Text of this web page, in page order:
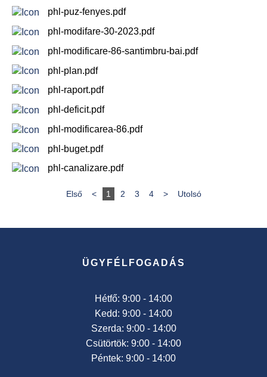
Önkormányzat
Elérhetőség
Polgármester
Jegyző
Tanácsosok
phl-puz-fenyes.pdf
phl-modifare-30-2023.pdf
phl-modificare-86-santimbru-bai.pdf
phl-plan.pdf
phl-raport.pdf
phl-deficit.pdf
phl-modificarea-86.pdf
phl-buget.pdf
phl-canalizare.pdf
Első < 1 2 3 4 > Utolsó
ÜGYFÉLFOGADÁS
Hétfő: 9:00 - 14:00
Kedd: 9:00 - 14:00
Szerda: 9:00 - 14:00
Csütörtök: 9:00 - 14:00
Péntek: 9:00 - 14:00